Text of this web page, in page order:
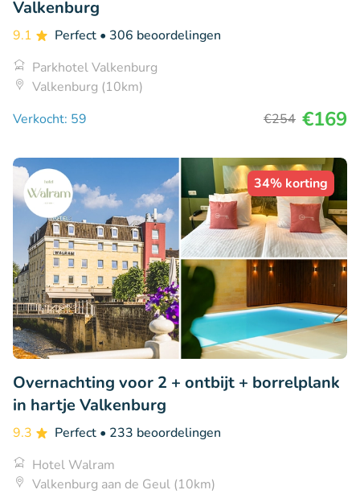
Valkenburg
9.1 Perfect • 306 beoordelingen
Parkhotel Valkenburg
Valkenburg (10km)
Verkocht: 59
€254 €169
34% korting
Overnachting voor 2 + ontbijt + borrelplank
in hartje Valkenburg
9.3 Perfect • 233 beoordelingen
Hotel Walram
Valkenburg aan de Geul (10km)